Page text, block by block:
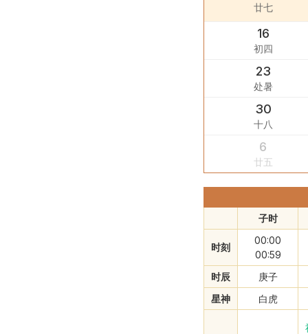
廿七
16
初四
23
处暑
30
十八
6
廿五
子时
时刻
00:00
00:59
时辰
庚子
星神
白虎